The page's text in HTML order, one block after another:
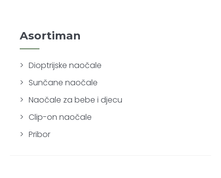
Asortiman
Dioptrijske naočale
Sunčane naočale
Naočale za bebe i djecu
Clip-on naočale
Pribor